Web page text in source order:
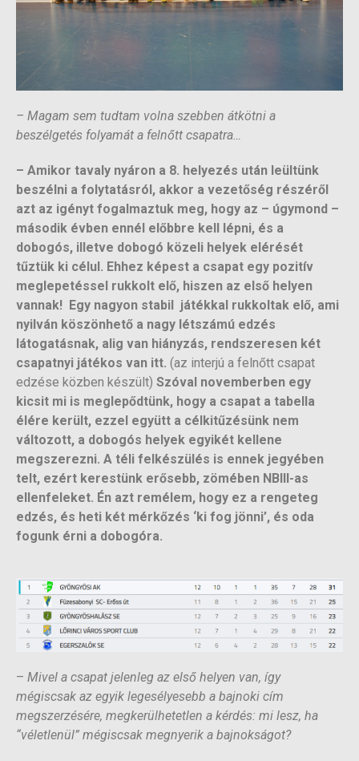
– Magam sem tudtam volna szebben átkötni a
beszélgetés folyamát a felnőtt csapatra…
– Amikor tavaly nyáron a 8. helyezés után leültünk
beszélni a folytatásról, akkor a vezetőség részéről
azt az igényt fogalmaztuk meg, hogy az – úgymond –
második évben ennél előbbre kell lépni, és a
dobogós, illetve dobogó közeli helyek elérését
tűztük ki célul. Ehhez képest a csapat egy pozitív
meglepetéssel rukkolt elő, hiszen az első helyen
vannak! Egy nagyon stabil játékkal rukkoltak elő, ami
nyilván köszönhető a nagy létszámú edzés
látogatásnak, alig van hiányzás, rendszeresen két
csapatnyi játékos van itt. (az interjú a felnőtt csapat
edzése közben készült) Szóval novemberben egy
kicsit mi is meglepődtünk, hogy a csapat a tabella
élére került, ezzel együtt a célkitűzésünk nem
változott, a dobogós helyek egyikét kellene
megszerezni. A téli felkészülés is ennek jegyében
telt, ezért kerestünk erősebb, zömében NBIII-as
ellenfeleket. Én azt remélem, hogy ez a rengeteg
edzés, és heti két mérkőzés ‘ki fog jönni’, és oda
fogunk érni a dobogóra.
– Mivel a csapat jelenleg az első helyen van, így
mégiscsak az egyik legesélyesebb a bajnoki cím
megszerzésére, megkerülhetetlen a kérdés: mi lesz, ha
“véletlenül” mégiscsak megnyerik a bajnokságot?